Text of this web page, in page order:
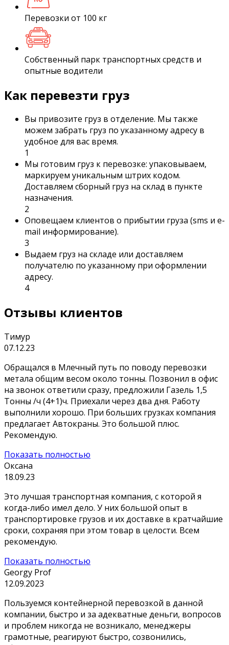
Перевозки от 100 кг
Собственный парк транспортных средств и
опытные водители
Как перевезти груз
Вы привозите груз в отделение. Мы также
можем забрать груз по указанному адресу в
удобное для вас время.
1
Мы готовим груз к перевозке: упаковываем,
маркируем уникальным штрих кодом.
Доставляем сборный груз на склад в пункте
назначения.
2
Оповещаем клиентов о прибытии груза (sms и e-
mail информирование).
3
Выдаем груз на складе или доставляем
получателю по указанному при оформлении
адресу.
4
Отзывы клиентов
Тимур
07.12.23
Обращался в Млечный путь по поводу перевозки
метала общим весом около тонны. Позвонил в офис
на звонок ответили сразу, предложили Газель 1,5
Тонны /ч (4+1)ч. Приехали через два дня. Работу
выполнили хорошо. При больших грузках компания
предлагает Автокраны. Это большой плюс.
Рекомендую.
Показать полностью
Оксана
18.09.23
Это лучшая транспортная компания, с которой я
когда-либо имел дело. У них большой опыт в
транспортировке грузов и их доставке в кратчайшие
сроки, сохраняя при этом товар в целости. Всем
рекомендую.
Показать полностью
Georgy Prof
12.09.2023
Пользуемся контейнерной перевозкой в данной
компании, быстро и за адекватные деньги, вопросов
и проблем никогда не возникало, менеджеры
грамотные, реагируют быстро, созвонились,